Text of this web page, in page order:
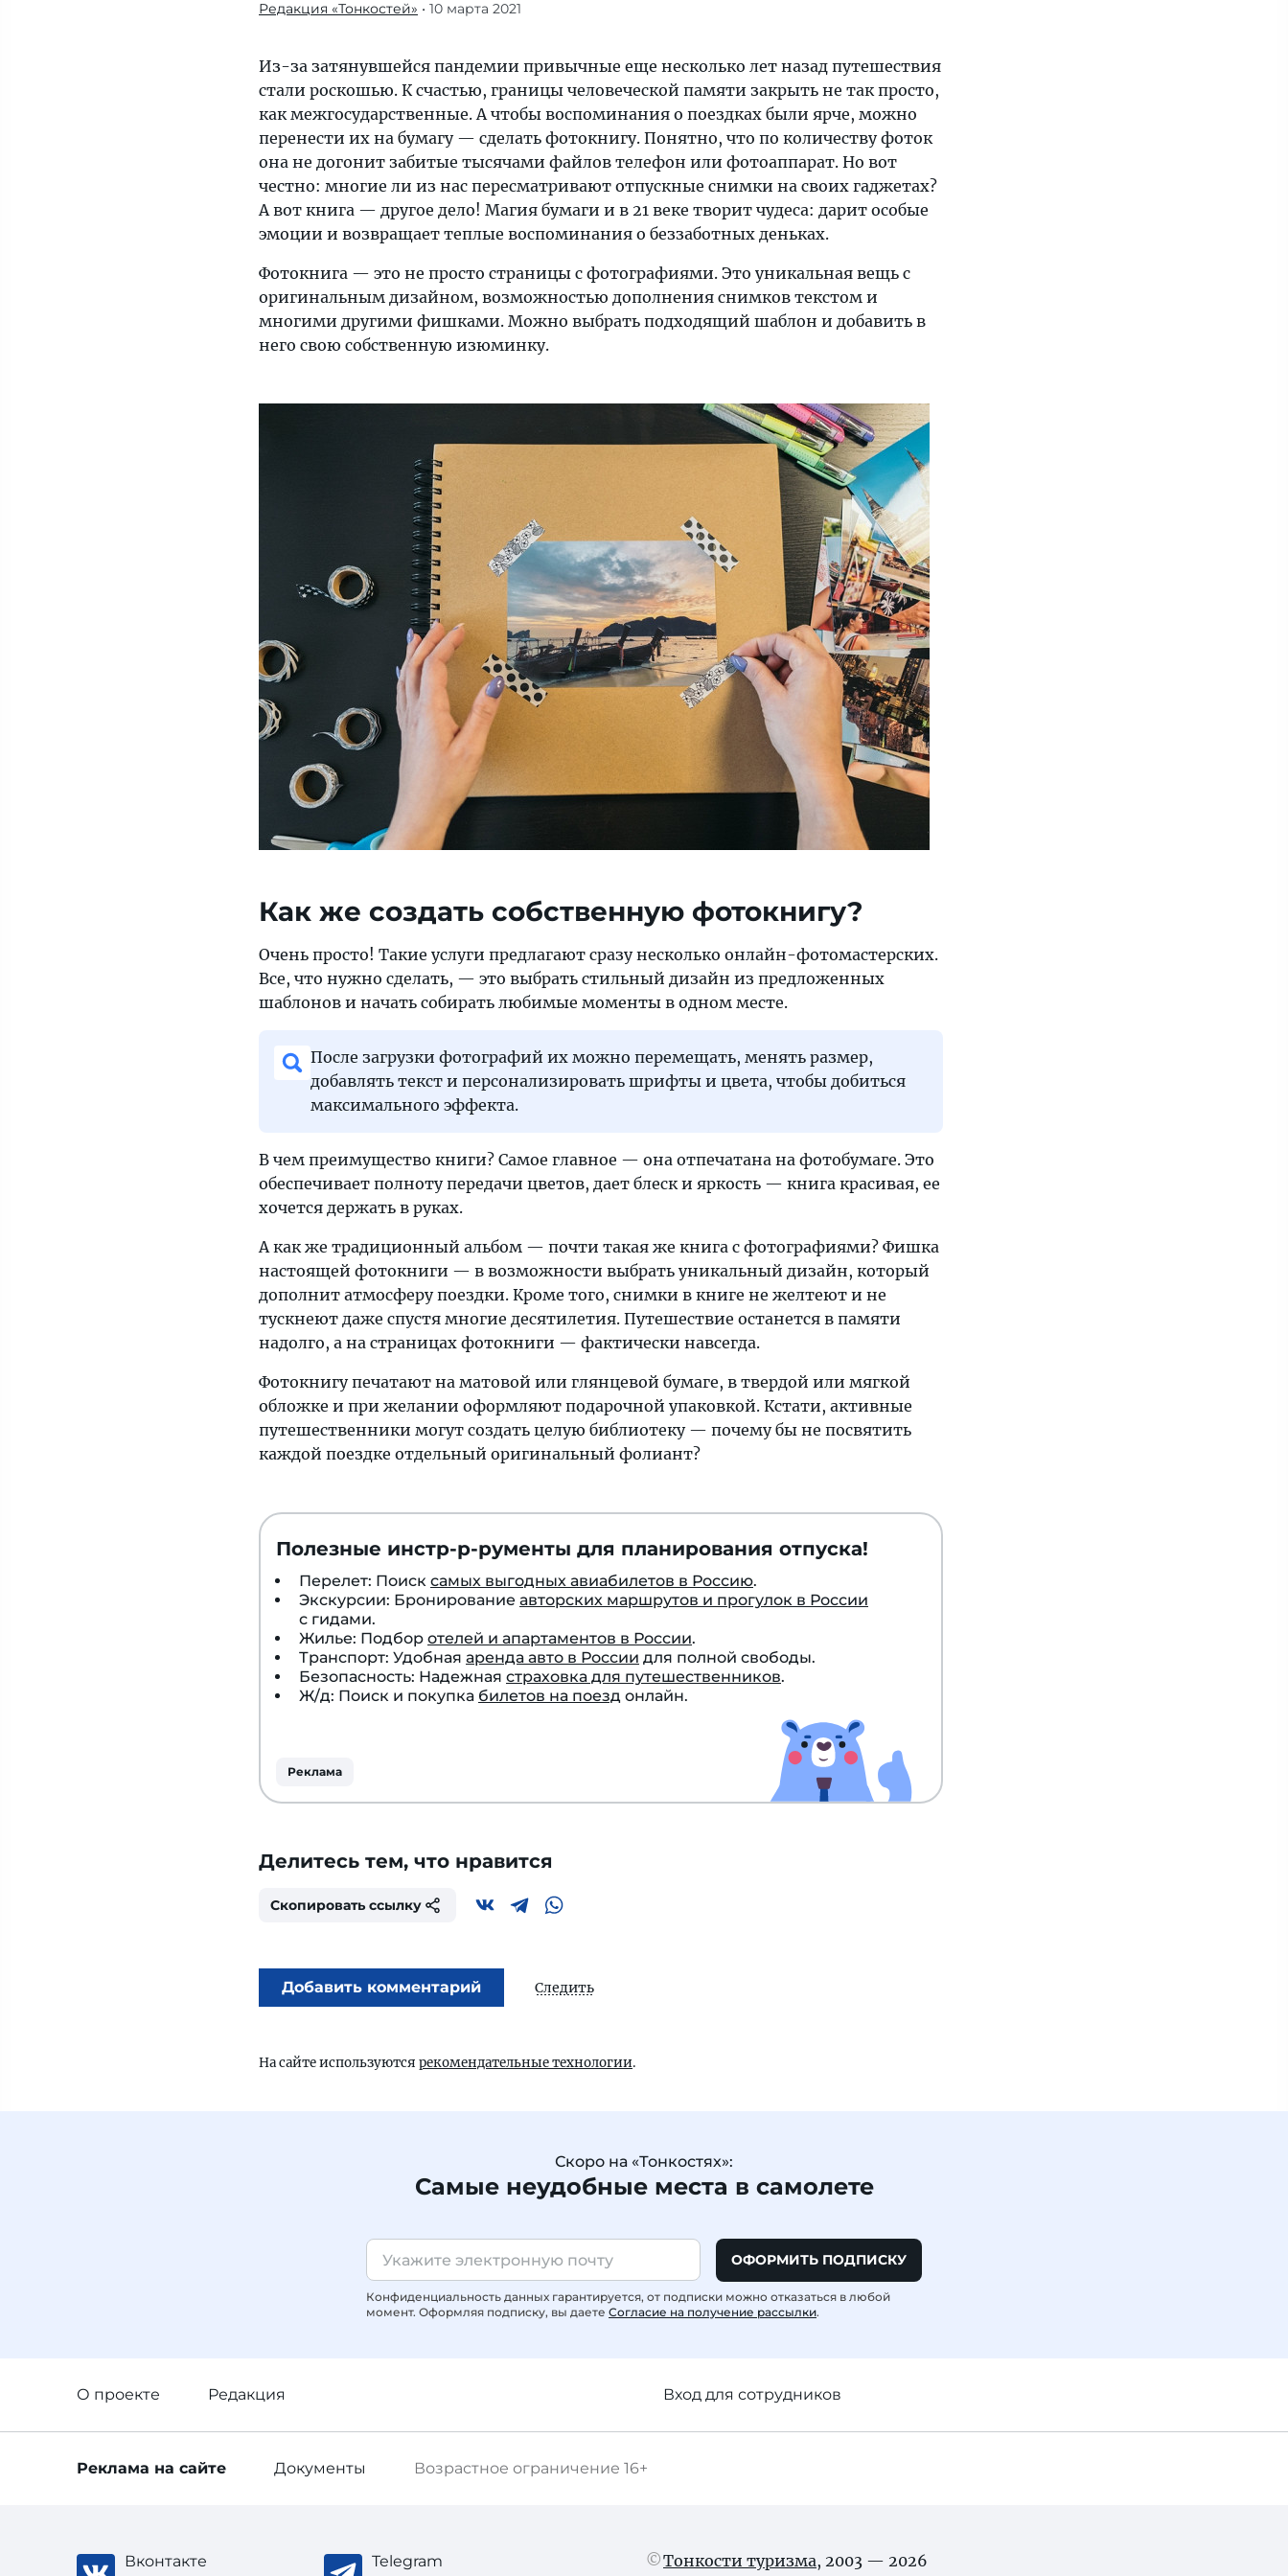
Магия
и
в
21
веке
творит
чудеса:
дарит
особые
и
возвращает
теплые
воспоминания
Редакция «Тонкостей» • 10 марта 2021
Из-за затянувшейся пандемии привычные еще несколько лет назад путешествия
стали роскошью. К счастью, границы человеческой памяти закрыть не так просто,
как межгосударственные. А чтобы воспоминания о поездках были ярче, можно
перенести их на бумагу — сделать фотокнигу. Понятно, что по количеству фоток
она не догонит забитые тысячами файлов телефон или фотоаппарат. Но вот
честно: многие ли из нас пересматривают отпускные снимки на своих гаджетах?
А вот книга — другое дело! Магия бумаги и в 21 веке творит чудеса: дарит особые
эмоции и возвращает теплые воспоминания о беззаботных деньках.
Фотокнига — это не просто страницы с фотографиями. Это уникальная вещь с
оригинальным дизайном, возможностью дополнения снимков текстом и
многими другими фишками. Можно выбрать подходящий шаблон и добавить в
него свою собственную изюминку.
Как же создать собственную фотокнигу?
Очень просто! Такие услуги предлагают сразу несколько онлайн-фотомастерских.
Все, что нужно сделать, — это выбрать стильный дизайн из предложенных
шаблонов и начать собирать любимые моменты в одном месте.
После загрузки фотографий их можно перемещать, менять размер,
добавлять текст и персонализировать шрифты и цвета, чтобы добиться
максимального эффекта.
В чем преимущество книги? Самое главное — она отпечатана на фотобумаге. Это
обеспечивает полноту передачи цветов, дает блеск и яркость — книга красивая, ее
хочется держать в руках.
А как же традиционный альбом — почти такая же книга с фотографиями? Фишка
настоящей фотокниги — в возможности выбрать уникальный дизайн, который
дополнит атмосферу поездки. Кроме того, снимки в книге не желтеют и не
тускнеют даже спустя многие десятилетия. Путешествие останется в памяти
надолго, а на страницах фотокниги — фактически навсегда.
Фотокнигу печатают на матовой или глянцевой бумаге, в твердой или мягкой
обложке и при желании оформляют подарочной упаковкой. Кстати, активные
путешественники могут создать целую библиотеку — почему бы не посвятить
каждой поездке отдельный оригинальный фолиант?
Полезные инстр-р-рументы для планирования отпуска!
Перелет: Поиск самых выгодных авиабилетов в Россию.
Экскурсии: Бронирование авторских маршрутов и прогулок в России
с гидами.
Жилье: Подбор отелей и апартаментов в России.
Транспорт: Удобная аренда авто в России для полной свободы.
Безопасность: Надежная страховка для путешественников.
Ж/д: Поиск и покупка билетов на поезд онлайн.
Реклама
Делитесь тем, что нравится
Скопировать ссылку
Добавить комментарий Следить
На сайте используются рекомендательные технологии.
Скоро на «Тонкостях»:
Самые неудобные места в самолете
ОФОРМИТЬ ПОДПИСКУ
Конфиденциальность данных гарантируется, от подписки можно отказаться в любой
момент. Оформляя подписку, вы даете Согласие на получение рассылки.
О проекте Редакция Вход для сотрудников
Возрастное ограничение 16+
Реклама на сайте Документы
Вконтакте Telegram Тонкости туризма, 2003 — 2026